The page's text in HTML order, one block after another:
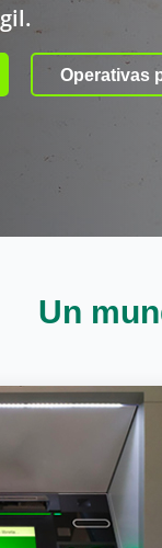
Operativas
Un